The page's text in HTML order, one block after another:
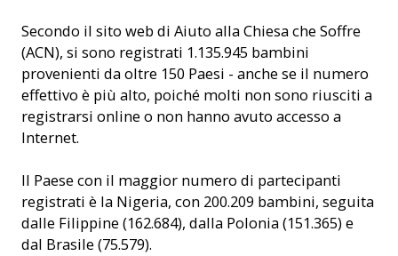
Secondo il sito web di Aiuto alla Chiesa che Soffre
(ACN), si sono registrati 1.135.945 bambini
provenienti da oltre 150 Paesi - anche se il numero
effettivo è più alto, poiché molti non sono riusciti a
registrarsi online o non hanno avuto accesso a
Internet.
Il Paese con il maggior numero di partecipanti
registrati è la Nigeria, con 200.209 bambini, seguita
dalle Filippine (162.684), dalla Polonia (151.365) e
dal Brasile (75.579).